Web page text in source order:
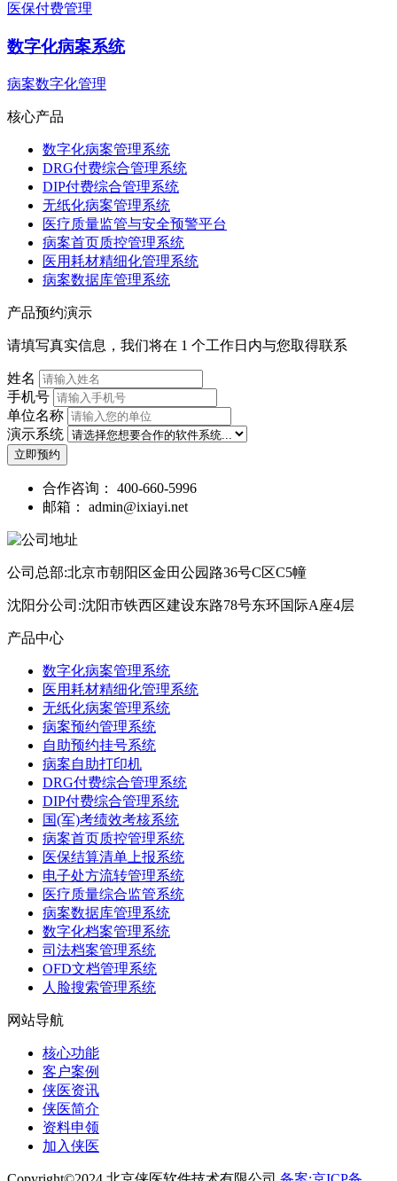
医保付费管理
数字化病案系统
病案数字化管理
核心产品
数字化病案管理系统
DRG付费综合管理系统
DIP付费综合管理系统
无纸化病案管理系统
医疗质量监管与安全预警平台
病案首页质控管理系统
医用耗材精细化管理系统
病案数据库管理系统
产品预约演示
请填写真实信息，我们将在 1 个工作日内与您取得联系
姓名
手机号
单位名称
演示系统
立即预约
合作咨询： 400-660-5996
邮箱： admin@ixiayi.net
公司总部:北京市朝阳区金田公园路36号C区C5幢
沈阳分公司:沈阳市铁西区建设东路78号东环国际A座4层
产品中心
数字化病案管理系统
医用耗材精细化管理系统
无纸化病案管理系统
病案预约管理系统
自助预约挂号系统
病案自助打印机
DRG付费综合管理系统
DIP付费综合管理系统
国(军)考绩效考核系统
病案首页质控管理系统
医保结算清单上报系统
电子处方流转管理系统
医疗质量综合监管系统
病案数据库管理系统
数字化档案管理系统
司法档案管理系统
OFD文档管理系统
人脸搜索管理系统
网站导航
核心功能
客户案例
侠医资讯
侠医简介
资料申领
加入侠医